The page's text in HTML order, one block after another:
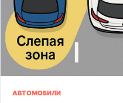
АВТОМОБИЛИ